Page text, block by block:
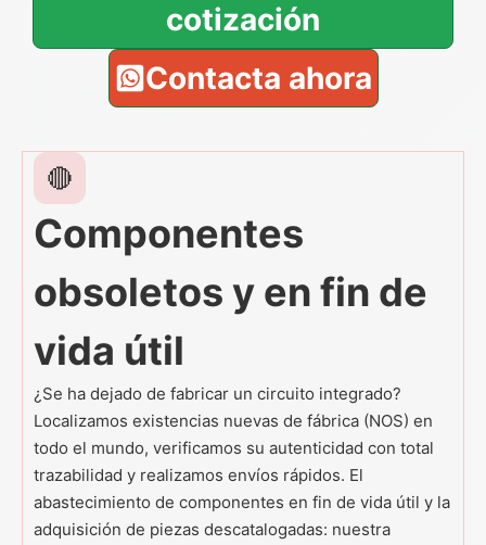
cotización
Contacta ahora
🔴
Componentes
obsoletos y en fin de
vida útil
¿Se ha dejado de fabricar un circuito integrado?
Localizamos existencias nuevas de fábrica (NOS) en
todo el mundo, verificamos su autenticidad con total
trazabilidad y realizamos envíos rápidos. El
abastecimiento de componentes en fin de vida útil y la
adquisición de piezas descatalogadas: nuestra